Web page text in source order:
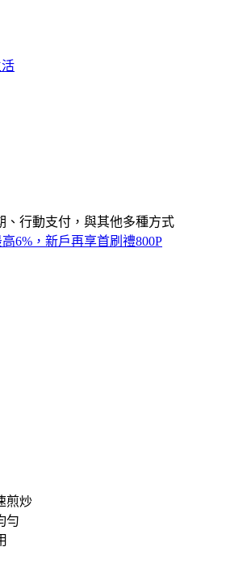
、行動支付，與其他多種方式
6%，新戶再享首刷禮800P
煎炒
勻